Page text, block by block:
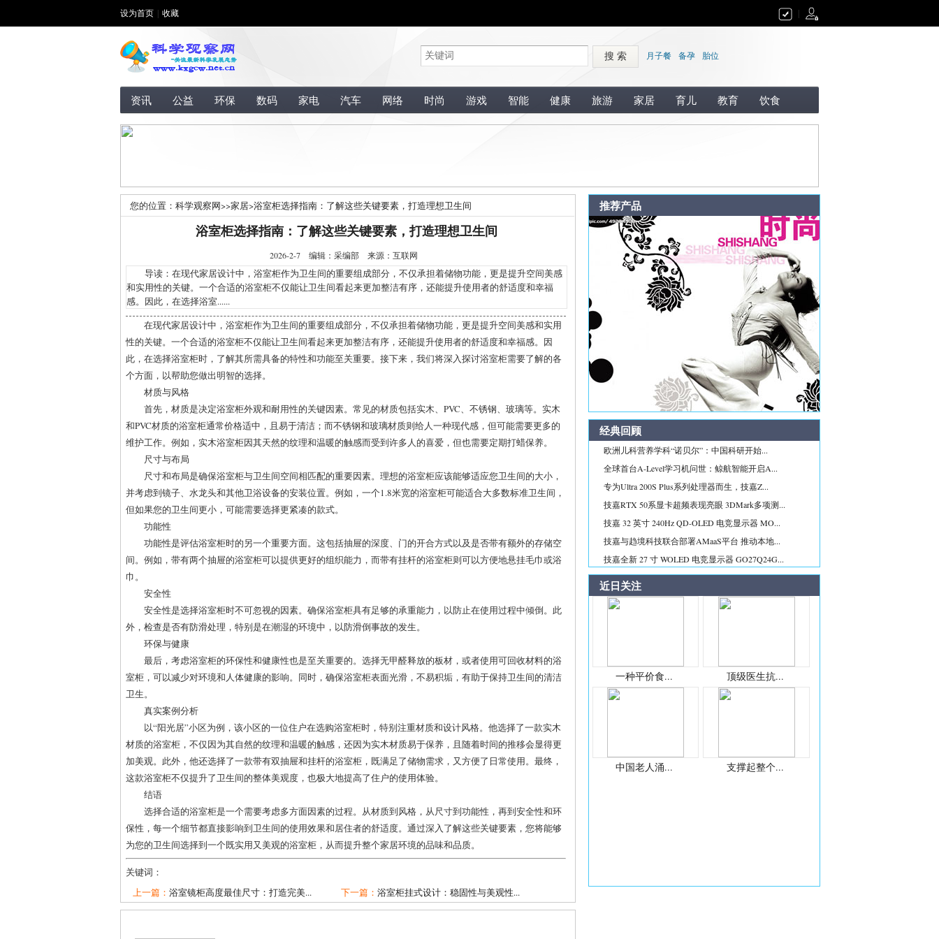
设为首页 收藏
搜 索 月子餐 备孕 胎位
资讯 公益 环保 数码 家电 汽车 网络 时尚 游戏 智能 健康 旅游 家居 育儿 教育 饮食
您的位置： 科学观察网>>家居>浴室柜选择指南：了解这些关键要素，打造理想卫生间
浴室柜选择指南：了解这些关键要素，打造理想卫生间
2026-2-7 编辑：采编部 来源：互联网
导读：在现代家居设计中，浴室柜作为卫生间的重要组成部分，不仅承担着储物功能，更是提升空间美感
和实用性的关键。一个合适的浴室柜不仅能让卫生间看起来更加整洁有序，还能提升使用者的舒适度和幸福
感。因此，在选择浴室......
在现代家居设计中，浴室柜作为卫生间的重要组成部分，不仅承担着储物功能，更是提升空间美感和实用
性的关键。一个合适的浴室柜不仅能让卫生间看起来更加整洁有序，还能提升使用者的舒适度和幸福感。因
此，在选择浴室柜时，了解其所需具备的特性和功能至关重要。接下来，我们将深入探讨浴室柜需要了解的各
个方面，以帮助您做出明智的选择。
材质与风格
首先，材质是决定浴室柜外观和耐用性的关键因素。常见的材质包括实木、PVC、不锈钢、玻璃等。实木
和PVC材质的浴室柜通常价格适中，且易于清洁；而不锈钢和玻璃材质则给人一种现代感，但可能需要更多的
维护工作。例如，实木浴室柜因其天然的纹理和温暖的触感而受到许多人的喜爱，但也需要定期打蜡保养。
尺寸与布局
尺寸和布局是确保浴室柜与卫生间空间相匹配的重要因素。理想的浴室柜应该能够适应您卫生间的大小，
并考虑到镜子、水龙头和其他卫浴设备的安装位置。例如，一个1.8米宽的浴室柜可能适合大多数标准卫生间，
但如果您的卫生间更小，可能需要选择更紧凑的款式。
功能性
功能性是评估浴室柜时的另一个重要方面。这包括抽屉的深度、门的开合方式以及是否带有额外的存储空
间。例如，带有两个抽屉的浴室柜可以提供更好的组织能力，而带有挂杆的浴室柜则可以方便地悬挂毛巾或浴
巾。
安全性
安全性是选择浴室柜时不可忽视的因素。确保浴室柜具有足够的承重能力，以防止在使用过程中倾倒。此
外，检查是否有防滑处理，特别是在潮湿的环境中，以防滑倒事故的发生。
环保与健康
最后，考虑浴室柜的环保性和健康性也是至关重要的。选择无甲醛释放的板材，或者使用可回收材料的浴
室柜，可以减少对环境和人体健康的影响。同时，确保浴室柜表面光滑，不易积垢，有助于保持卫生间的清洁
卫生。
真实案例分析
以“阳光居”小区为例，该小区的一位住户在选购浴室柜时，特别注重材质和设计风格。他选择了一款实木
材质的浴室柜，不仅因为其自然的纹理和温暖的触感，还因为实木材质易于保养，且随着时间的推移会显得更
加美观。此外，他还选择了一款带有双抽屉和挂杆的浴室柜，既满足了储物需求，又方便了日常使用。最终，
这款浴室柜不仅提升了卫生间的整体美观度，也极大地提高了住户的使用体验。
结语
选择合适的浴室柜是一个需要考虑多方面因素的过程。从材质到风格，从尺寸到功能性，再到安全性和环
保性，每一个细节都直接影响到卫生间的使用效果和居住者的舒适度。通过深入了解这些关键要素，您将能够
为您的卫生间选择到一个既实用又美观的浴室柜，从而提升整个家居环境的品味和品质。
关键词：
上一篇： 浴室镜柜高度最佳尺寸：打造完美... 下一篇： 浴室柜挂式设计：稳固性与美观性...
推荐产品
经典回顾
欧洲儿科营养学科“诺贝尔”：中国科研开始...
全球首台A-Level学习机问世：鲸航智能开启A...
专为Ultra 200S Plus系列处理器而生，技嘉Z...
技嘉RTX 50系显卡超频表现亮眼 3DMark多项测...
技嘉 32 英寸 240Hz QD-OLED 电竞显示器 MO...
技嘉与趋境科技联合部署AMaaS平台 推动本地...
技嘉全新 27 寸 WOLED 电竞显示器 GO27Q24G...
近日关注
一种平价食... 顶级医生抗...
中国老人涌... 支撑起整个...